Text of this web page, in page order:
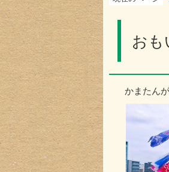
おも
かまたん